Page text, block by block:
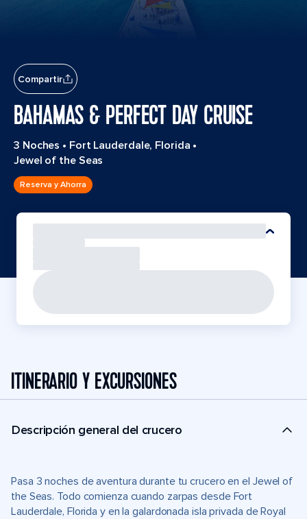
Compartir
BAHAMAS & PERFECT DAY CRUISE
3 Noches • Fort Lauderdale, Florida •
Jewel of the Seas
Reserva y Ahorra
ITINERARIO Y EXCURSIONES
Descripción general del crucero
Pasa 3 noches de aventura durante tu crucero en el Jewel of
the Seas. Todo comienza cuando zarpas desde Fort
Lauderdale, Florida y en la galardonada isla privada de Royal